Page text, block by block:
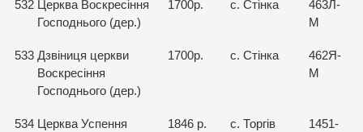
532 Церква Воскресіння
Господнього (дер.)
1700р. с. Стінка
463Л-
М
533 Дзвіниця церкви
Воскресіння
Господнього (дер.)
1700р. с. Стінка
462Я-
М
534 Церква Успення
1846 р. с. Торгів
1451-